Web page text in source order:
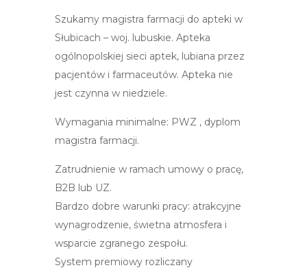
Szukamy magistra farmacji do apteki w
Słubicach – woj. lubuskie. Apteka
ogólnopolskiej sieci aptek, lubiana przez
pacjentów i farmaceutów. Apteka nie
jest czynna w niedziele.
Wymagania minimalne: PWZ , dyplom
magistra farmacji.
Zatrudnienie w ramach umowy o pracę,
B2B lub UZ.
Bardzo dobre warunki pracy: atrakcyjne
wynagrodzenie, świetna atmosfera i
wsparcie zgranego zespołu.
System premiowy rozliczany